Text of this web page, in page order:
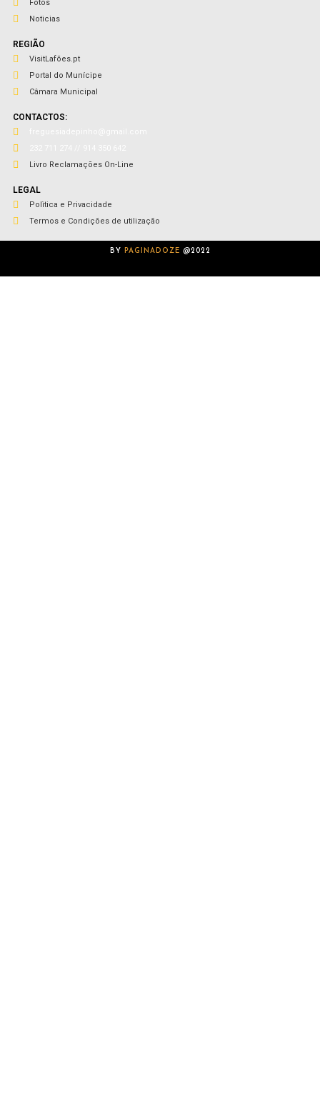
Fotos
Noticias
REGIÃO
VisitLafões.pt
Portal do Munícipe
Câmara Municipal
CONTACTOS:
Livro Reclamações On-Line
LEGAL
Polìtica e Privacidade
Termos e Condições de utilização
BY PAGINADOZE @2022